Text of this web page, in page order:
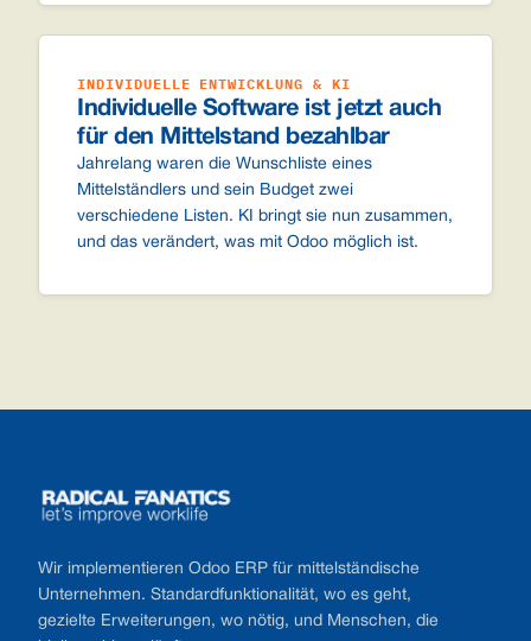
INDIVIDUELLE ENTWICKLUNG & KI
Individuelle Software ist jetzt auch
für den Mittelstand bezahlbar
Jahrelang waren die Wunschliste eines
Mittelständlers und sein Budget zwei
verschiedene Listen. KI bringt sie nun zusammen,
und das verändert, was mit Odoo möglich ist.
Wir implementieren Odoo ERP für mittelständische
Unternehmen. Standardfunktionalität, wo es geht,
gezielte Erweiterungen, wo nötig, und Menschen, die